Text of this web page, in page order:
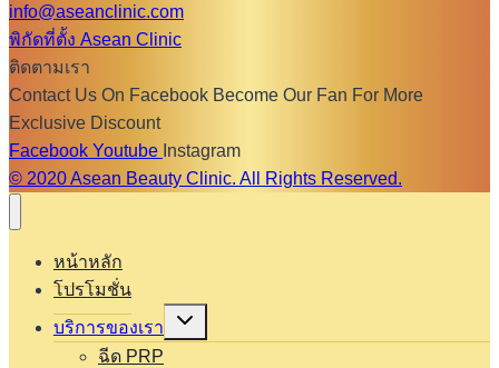
info@aseanclinic.com
พิกัดที่ตั้ง Asean Clinic
ติดตามเรา
Contact Us On Facebook Become Our Fan For More
Exclusive Discount
Facebook Youtube Instagram
© 2020 Asean Beauty Clinic. All Rights Reserved.
หน้าหลัก
โปรโมชั่น
บริการของเรา
Expand
menu
ฉีด PRP